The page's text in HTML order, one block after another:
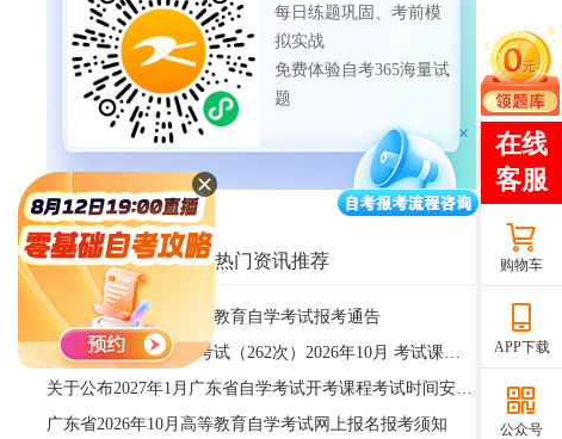
每日练题巩固、考前模
拟实战
免费体验自考365海量试
题
相关资讯推荐 热门资讯推荐
宁夏2026年下半年高等教育自学考试报考通告
四川省高等教育自学考试（262次）2026年10月 考试课程简表
关于公布2027年1月广东省自学考试开考课程考试时间安排和使用教材的通知
广东省2026年10月高等教育自学考试网上报名报考须知
购物车
APP下载
公众号